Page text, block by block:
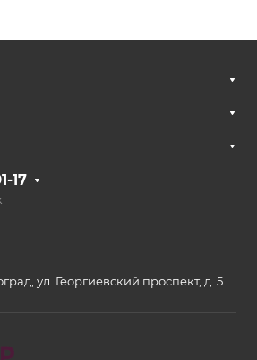
17
ул. Георгиевский проспект, д. 5